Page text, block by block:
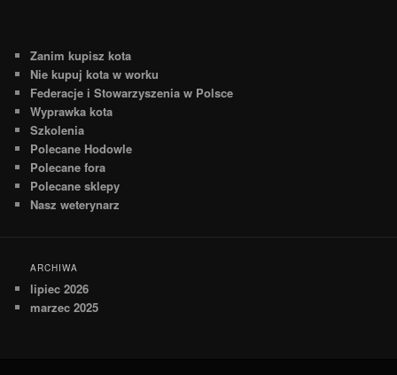
Zanim kupisz kota
Nie kupuj kota w worku
Federacje i Stowarzyszenia w Polsce
Wyprawka kota
Szkolenia
Polecane Hodowle
Polecane fora
Polecane sklepy
Nasz weterynarz
ARCHIWA
lipiec 2026
marzec 2025